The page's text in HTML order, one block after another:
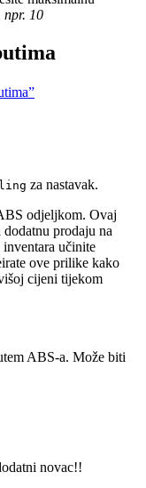
npr. 10
za nastavak.
odjeljkom. Ovaj
prodaju na
učinite
ove prilike kako
cijeni tijekom
ABS-a. Može biti
novac!!